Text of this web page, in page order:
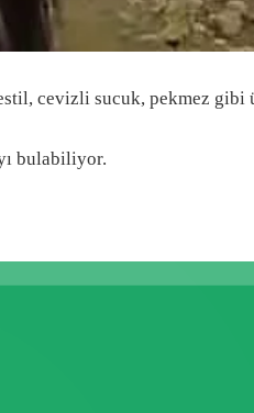
cevizli sucuk, pekmez gibi
bulabiliyor.